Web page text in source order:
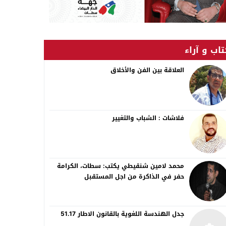
و آراء
العلاقة بين الفن والأخلاق
فلاشات : الشباب والتغيير
محمد لامين شنقيطي يكتب: سطات، الكرامة
حفر في الذاكرة من اجل المستقبل
جدل الهندسة اللغوية بالقانون الاطار 51.17